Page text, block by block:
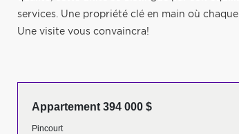
services. Une propriété clé en main où
Une visite vous convaincra!
Appartement 394 000 $
Pincourt